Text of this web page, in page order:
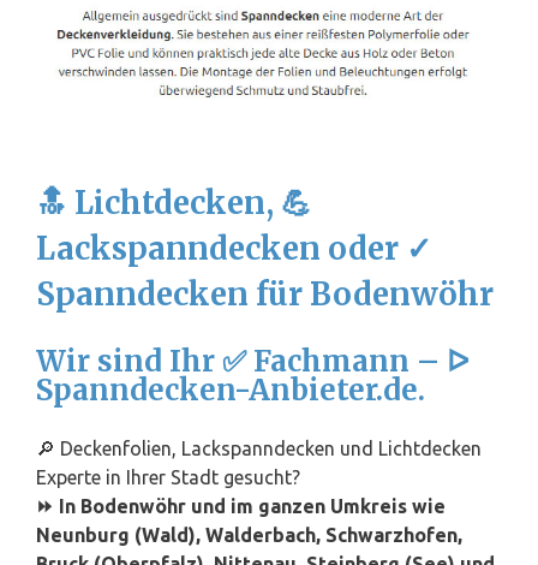
🔝 Lichtdecken, 💪
Lackspanndecken oder ✓
Spanndecken für Bodenwöhr
Wir sind Ihr ✅ Fachmann – ᐅ
Spanndecken-Anbieter.de.
🔎 Deckenfolien, Lackspanndecken und Lichtdecken
Experte in Ihrer Stadt gesucht?
⏩ In Bodenwöhr und im ganzen Umkreis wie
Neunburg (Wald), Walderbach, Schwarzhofen,